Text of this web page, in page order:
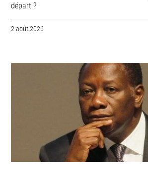
départ ?
2 août 2026